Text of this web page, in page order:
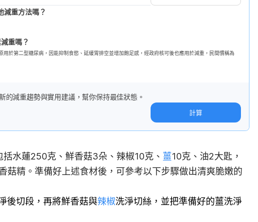
減重方法嗎？
重嗎？
於第二型糖尿病，因能抑制食慾、延緩胃排空並增加飽足感，經政府核可後也應用於減重，民間慣稱為
的減重趨勢與實用建議，幫你保持最佳狀態。
計算
水蓮250克、鮮香菇3朵、辣椒10克、 薑10克、油2大匙，
菇精。準備好上述食材後，可參考以下步驟做出清爽脆嫩的
後切段，再將鮮香菇與辣椒洗淨切絲，並把準備好的薑洗淨